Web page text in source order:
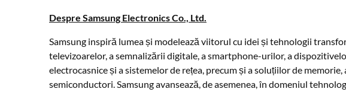
Despre Samsung Electronics Co., Ltd.
Samsung inspiră lumea și modelează viitorul cu idei și tehnologii
televizoarelor, a semnalizării digitale, a smartphone-urilor, a
electrocasnice și a sistemelor de rețea, precum și a soluțiilor de
semiconductori. Samsung avansează, de asemenea, în domeniul